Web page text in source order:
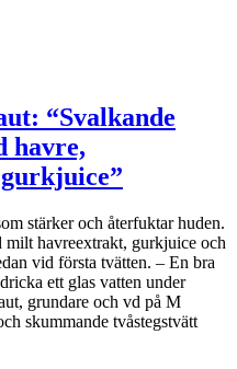
“Svalkande
havre,
stärker och återfuktar huden.
milt havreextrakt, gurkjuice och
vid första tvätten. – En bra
ett glas vatten under
grundare och vd på M
skummande tvåstegstvätt